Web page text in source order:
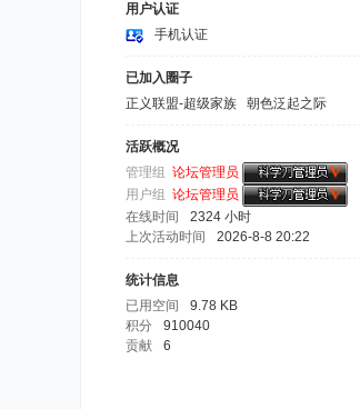
用户认证
手机认证
已加入圈子
正义联盟-超级家族
朝色泛起之际
活跃概况
管理组 论坛管理员
用户组 论坛管理员
在线时间
2324 小时
上次活动时间
2026-8-8 20:22
统计信息
已用空间
9.78 KB
积分
910040
贡献
6